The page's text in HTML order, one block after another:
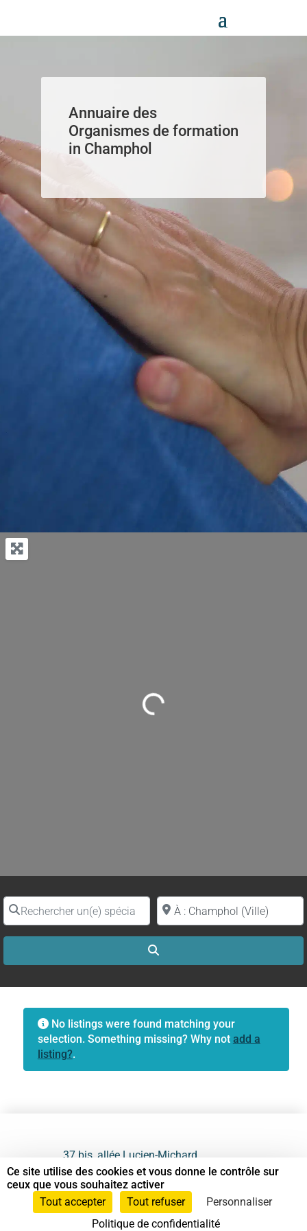
Annuaire des
Organismes de formation
in Champhol
Loading...
Rechercher un(e) spécialiste par nomProche de (ville ou région)
No listings were found matching your
selection. Something missing? Why not add a
listing?.
37 bis, allée Lucien-Michard
93190 Livry-Gargan
06 61 87 28 09
Ce site utilise des cookies et vous donne le contrôle sur
ceux que vous souhaitez activer
Tout accepter
Tout refuser
Personnaliser
Politique de confidentialité